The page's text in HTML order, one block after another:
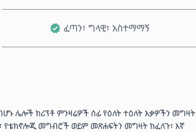
ፈጣን፣ ግላዊ፣ አስተማማኝ
ሌሎች ክሪፕቶ ምንዛሬዎች ሰፊ የዕለት ተዕለት እቃዎችን መግዛት
የቴክኖሎጂ መግብሮች ወይም መጽሐፍትን መግዛት ከፈለጉ፣ እኛ